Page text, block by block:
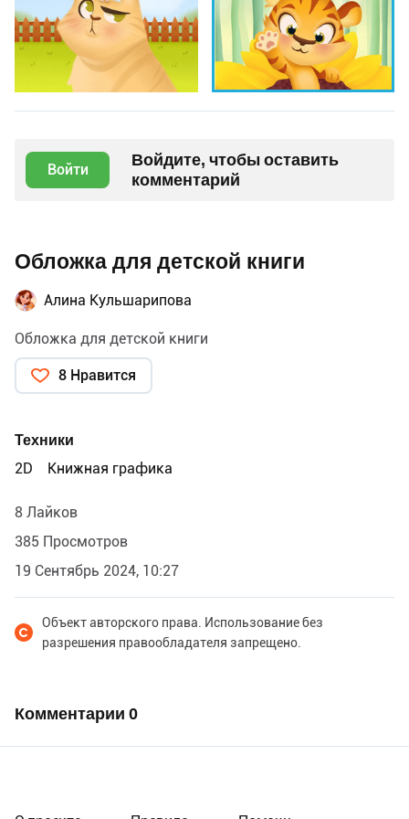
Войти
Войдите, чтобы оставить
комментарий
Обложка для детской книги
Алина Кульшарипова
Обложка для детской книги
8 Нравится
Техники
2D
Книжная графика
8 Лайков
385 Просмотров
19 Сентябрь 2024, 10:27
Объект авторского права. Использование без
разрешения правообладателя запрещено.
Комментарии 0